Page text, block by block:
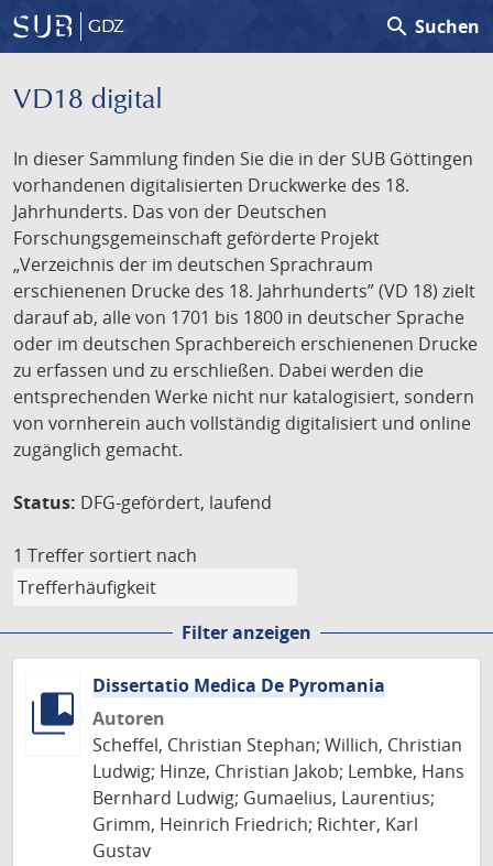
GDZ search Suchen
VD18 digital
In dieser Sammlung finden Sie die in der SUB Göttingen
vorhandenen digitalisierten Druckwerke des 18.
Jahrhunderts. Das von der Deutschen
Forschungsgemeinschaft geförderte Projekt
„Verzeichnis der im deutschen Sprachraum
erschienenen Drucke des 18. Jahrhunderts” (VD 18) zielt
darauf ab, alle von 1701 bis 1800 in deutscher Sprache
oder im deutschen Sprachbereich erschienenen Drucke
zu erfassen und zu erschließen. Dabei werden die
entsprechenden Werke nicht nur katalogisiert, sondern
von vornherein auch vollständig digitalisiert und online
zugänglich gemacht.
Status: DFG-gefördert, laufend
1 Treffer sortiert nach
Filter anzeigen
Dissertatio Medica De Pyromania
Autoren
Scheffel, Christian Stephan; Willich, Christian
Ludwig; Hinze, Christian Jakob; Lembke, Hans
Bernhard Ludwig; Gumaelius, Laurentius;
Grimm, Heinrich Friedrich; Richter, Karl
Gustav